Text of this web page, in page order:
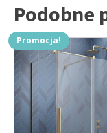
Podobne
Promocja!